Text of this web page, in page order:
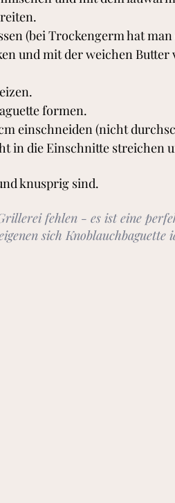
(bei Trockengerm hat
und mit der weichen
formen.
einschneiden (nicht
knusprig sind.
fehlen - es ist eine
sich Knoblauchbaguette